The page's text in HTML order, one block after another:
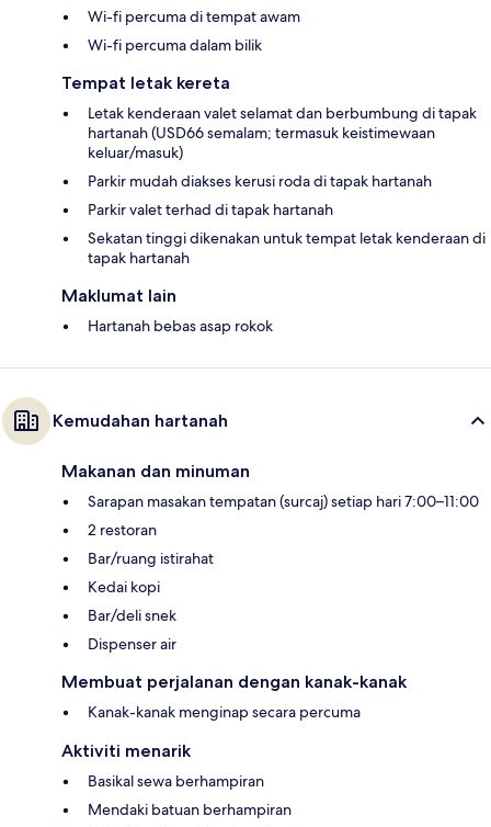
Wi-fi percuma di tempat awam
Wi-fi percuma dalam bilik
Tempat letak kereta
Letak kenderaan valet selamat dan berbumbung di tapak
hartanah (USD66 semalam; termasuk keistimewaan
keluar/masuk)
Parkir mudah diakses kerusi roda di tapak hartanah
Parkir valet terhad di tapak hartanah
Sekatan tinggi dikenakan untuk tempat letak kenderaan di
tapak hartanah
Maklumat lain
Hartanah bebas asap rokok
Kemudahan hartanah
Makanan dan minuman
Sarapan masakan tempatan (surcaj) setiap hari 7:00–11:00
2 restoran
Bar/ruang istirahat
Kedai kopi
Bar/deli snek
Dispenser air
Membuat perjalanan dengan kanak-kanak
Kanak-kanak menginap secara percuma
Aktiviti menarik
Basikal sewa berhampiran
Mendaki batuan berhampiran